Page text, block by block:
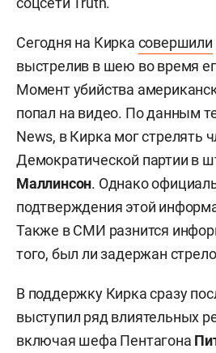
Сегодня на Кирка совершили
выстрелив в шею во время
Момент убийства
попал на видео. По данным
News, в Кирка мог стрелять
Демократической партии в
Маллинсон. Однако
подтверждения этой
Также в СМИ разнится
того, был ли задержан
В поддержку Кирка сразу
выступил ряд влиятельных
включая шефа Пентагона